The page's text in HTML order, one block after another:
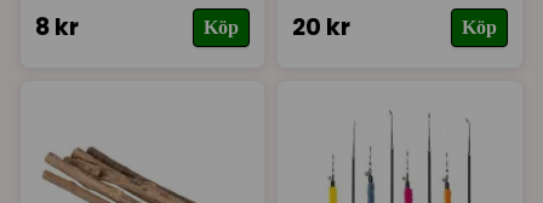
8 kr Köp 20 kr Köp